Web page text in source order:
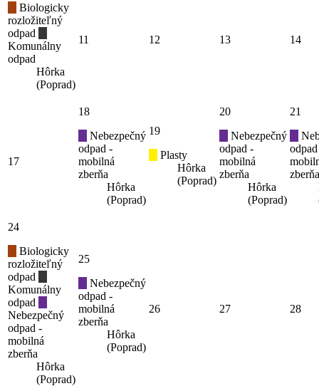
Biologicky
rozložiteľný
odpad
Komunálny
odpad
Hôrka
(Poprad)
11 12 13 14
17
18
Nebezpečný
odpad -
mobilná
zberňa
Hôrka
(Poprad)
19
Plasty
Hôrka
(Poprad)
20
Nebezpečný
odpad -
mobilná
zberňa
Hôrka
(Poprad)
21
zberňa
24
Biologicky
rozložiteľný
odpad
Komunálny
odpad
Nebezpečný
odpad -
mobilná
zberňa
Hôrka
(Poprad)
25
Nebezpečný
odpad -
mobilná
zberňa
Hôrka
(Poprad)
26 27 28